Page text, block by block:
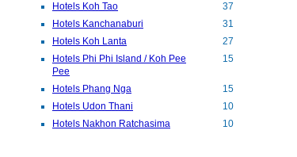
Hotels Koh Tao
37
Hotels Kanchanaburi
31
Hotels Koh Lanta
27
Hotels Phi Phi Island / Koh Pee
Pee
15
Hotels Phang Nga
15
Hotels Udon Thani
10
Hotels Nakhon Ratchasima
10